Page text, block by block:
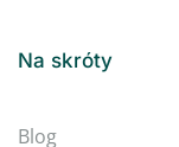
Na skróty
Blog